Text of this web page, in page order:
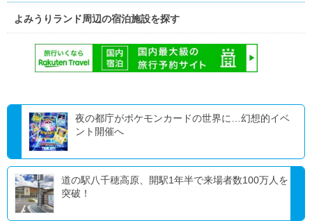
よみうりランド周辺の宿泊施設を探す
夜の都庁がポケモンカードの世界に…幻想的イベ
ント開催へ
道の駅八千穂高原、開駅1年半で来場者数100万人を
突破！